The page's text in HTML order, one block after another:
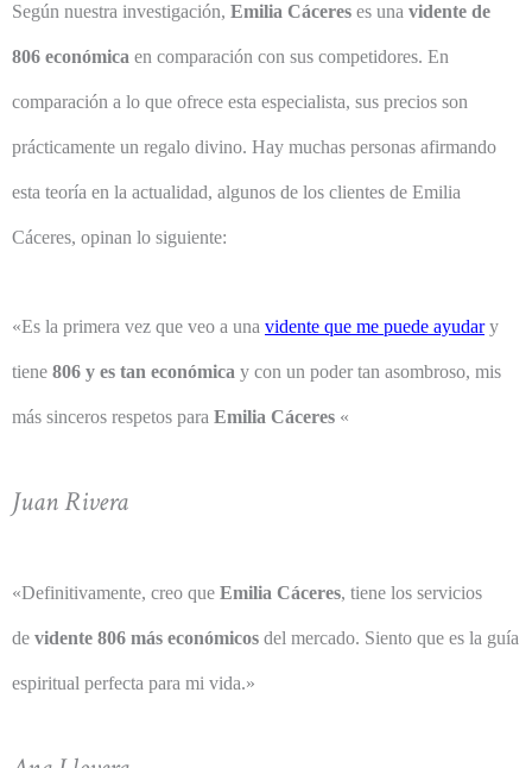
Según nuestra investigación, Emilia Cáceres es una vidente de
806 económica en comparación con sus competidores. En
comparación a lo que ofrece esta especialista, sus precios son
prácticamente un regalo divino. Hay muchas personas afirmando
esta teoría en la actualidad, algunos de los clientes de Emilia
Cáceres, opinan lo siguiente:
«Es la primera vez que veo a una vidente que me puede ayudary
tiene 806 y es tan económica y con un poder tan asombroso, mis
más sinceros respetos para Emilia Cáceres «
Juan Rivera
«Definitivamente, creo que Emilia Cáceres, tiene los servicios
de vidente 806 más económicos del mercado. Siento que es la guía
espiritual perfecta para mi vida.»